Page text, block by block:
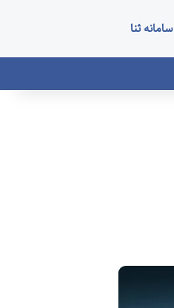
سامانه ثنا